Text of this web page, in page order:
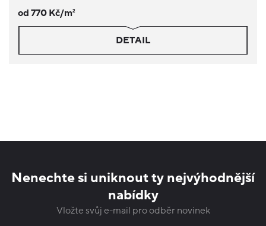
od 770 Kč/m2
DETAIL
Nenechte si uniknout ty nejvýhodnější
nabídky
Vložte svůj e-mail pro odběr novinek